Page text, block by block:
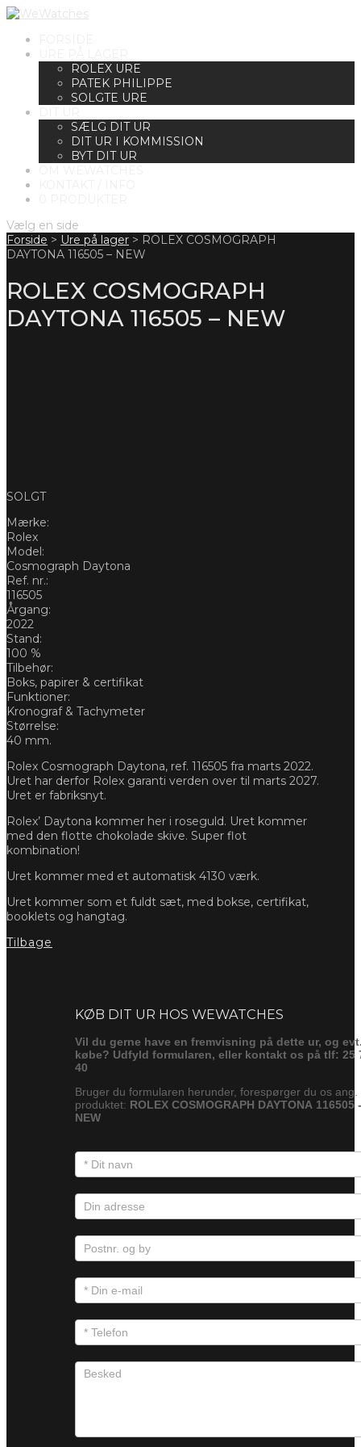
ROLEX URE
PATEK PHILIPPE
SOLGTE URE
SÆLG DIT UR
DIT UR I KOMMISSION
BYT DIT UR
Vælg en side
Forside > Ure på lager > ROLEX COSMOGRAPH
DAYTONA 116505 – NEW
ROLEX COSMOGRAPH
DAYTONA 116505 – NEW
SOLGT
Mærke:
Rolex
Model:
Cosmograph Daytona
Ref. nr.:
116505
Årgang:
2022
Stand:
100 %
Tilbehør:
Boks, papirer & certifikat
Funktioner:
Kronograf & Tachymeter
Størrelse:
40 mm.
Rolex Cosmograph Daytona, ref. 116505 fra marts 2022.
Uret har derfor Rolex garanti verden over til marts 2027.
Uret er fabriksnyt.
Rolex’ Daytona kommer her i roseguld. Uret kommer
med den flotte chokolade skive. Super flot
kombination!
Uret kommer med et automatisk 4130 værk.
Uret kommer som et fuldt sæt, med bokse, certifikat,
booklets og hangtag.
Tilbage
KØB DIT UR HOS WEWATCHES
Vil du gerne have en fremvisning på dette ur, og
købe? Udfyld formularen, eller kontakt os på tlf: 25
40
Bruger du formularen herunder, forespørger du os ang.
produktet: ROLEX COSMOGRAPH DAYTONA 116505 -
NEW